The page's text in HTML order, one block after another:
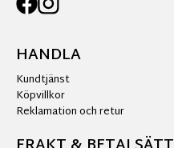
HANDLA
Kundtjänst
Köpvillkor
Reklamation och retur